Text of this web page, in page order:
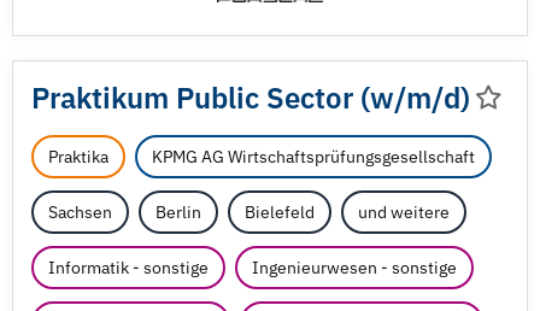
Praktikum Public Sector (w/m/d)
Praktika KPMG AG Wirtschaftsprüfungsgesellschaft
Sachsen Berlin Bielefeld und weitere
Informatik - sonstige Ingenieurwesen - sonstige